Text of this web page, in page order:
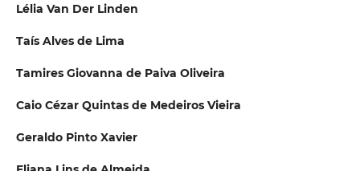
Lélia Van Der Linden
Taís Alves de Lima
Tamires Giovanna de Paiva Oliveira
Caio Cézar Quintas de Medeiros Vieira
Geraldo Pinto Xavier